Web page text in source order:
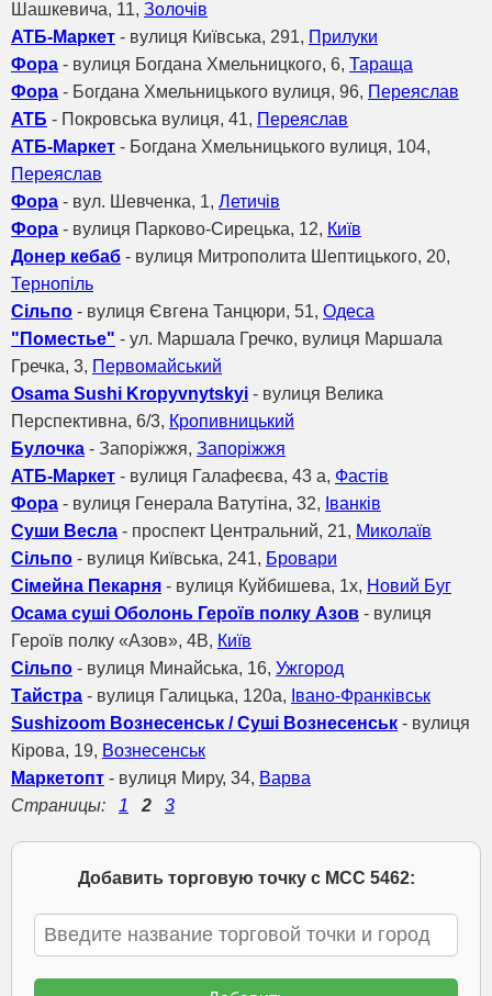
Шашкевича, 11, Золочів
АТБ-Маркет - вулиця Київська, 291, Прилуки
Фора - вулиця Богдана Хмельницкого, 6, Тараща
Фора - Богдана Хмельницького вулиця, 96, Переяслав
АТБ - Покровська вулиця, 41, Переяслав
АТБ-Маркет - Богдана Хмельницького вулиця, 104,
Переяслав
Фора - вул. Шевченка, 1, Летичів
Фора - вулиця Парково-Сирецька, 12, Київ
Донер кебаб - вулиця Митрополита Шептицького, 20,
Тернопіль
Сільпо - вулиця Євгена Танцюри, 51, Одеса
"Поместье" - ул. Маршала Гречко, вулиця Маршала
Гречка, 3, Первомайський
Osama Sushi Kropyvnytskyi - вулиця Велика
Перспективна, 6/3, Кропивницький
Булочка - Запоріжжя, Запоріжжя
АТБ-Маркет - вулиця Галафеєва, 43 а, Фастів
Фора - вулиця Генерала Ватутіна, 32, Іванків
Суши Весла - проспект Центральний, 21, Миколаїв
Сільпо - вулиця Київська, 241, Бровари
Сімейна Пекарня - вулиця Куйбишева, 1х, Новий Буг
Осама суші Оболонь Героїв полку Азов - вулиця
Героїв полку «Азов», 4В, Київ
Сільпо - вулиця Минайська, 16, Ужгород
Тайстра - вулиця Галицька, 120а, Івано-Франківськ
Sushizoom Вознесенськ / Суші Вознесенськ - вулиця
Кірова, 19, Вознесенськ
Маркетопт - вулиця Миру, 34, Варва
Страницы: 1 2 3
Добавить торговую точку с МСС 5462: